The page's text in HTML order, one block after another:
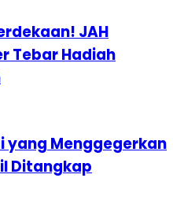
JAH
Tebar Hadiah
yang Menggegerkan
Ditangkap